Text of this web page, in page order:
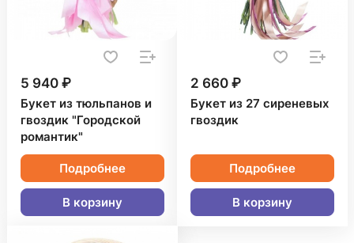
5 940 ₽
Букет из тюльпанов и
гвоздик "Городской
романтик"
Подробнее
В корзину
2 660 ₽
Букет из 27 сиреневых
гвоздик
Подробнее
В корзину